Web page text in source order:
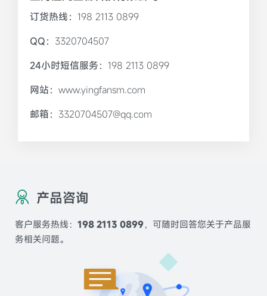
订货热线： 198 2113 0899
QQ： 3320704507
24小时短信服务： 198 2113 0899
网站： www.yingfansm.com
邮箱： 3320704507@qq.com
产品咨询
客户服务热线： 198 2113 0899，可随时回答您关于产品服
务相关问题。